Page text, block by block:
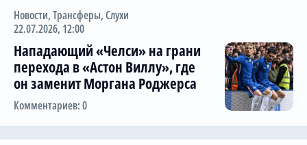
Новости,Трансферы,Слухи
22.07.2026, 12:00
Нападающий «Челси» на грани
перехода в «Астон Виллу», где
он заменит Моргана Роджерса
Комментариев: 0